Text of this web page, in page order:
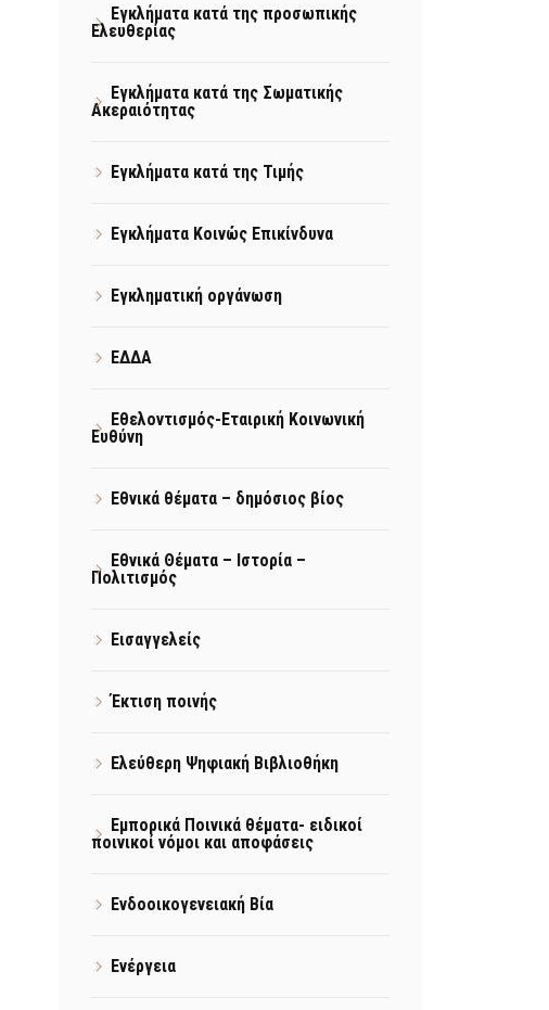
Εγκλήματα κατά της προσωπικής
Ελευθερίας
Εγκλήματα κατά της Σωματικής
Ακεραιότητας
Εγκλήματα κατά της Τιμής
Εγκλήματα Κοινώς Επικίνδυνα
Εγκληματική οργάνωση
ΕΔΔΑ
Εθελοντισμός-Εταιρική Κοινωνική
Ευθύνη
Εθνικά θέματα – δημόσιος βίος
Εθνικά Θέματα – Ιστορία –
Πολιτισμός
Εισαγγελείς
Έκτιση ποινής
Ελεύθερη Ψηφιακή Βιβλιοθήκη
Εμπορικά Ποινικά θέματα- ειδικοί
ποινικοί νόμοι και αποφάσεις
Ενδοοικογενειακή Βία
Ενέργεια